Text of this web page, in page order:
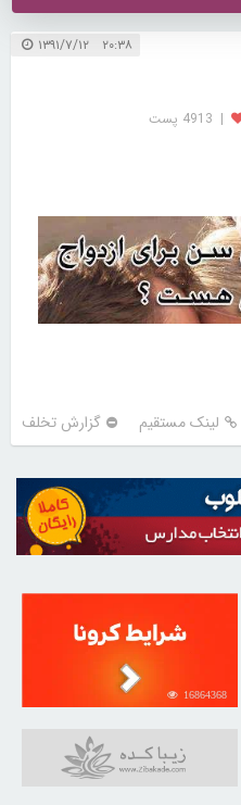
۲۰:۳۸ ۱۳۹۱/۷/۱۲
| 4913 پست
لینک مستقیم گزارش تخلف
16864368